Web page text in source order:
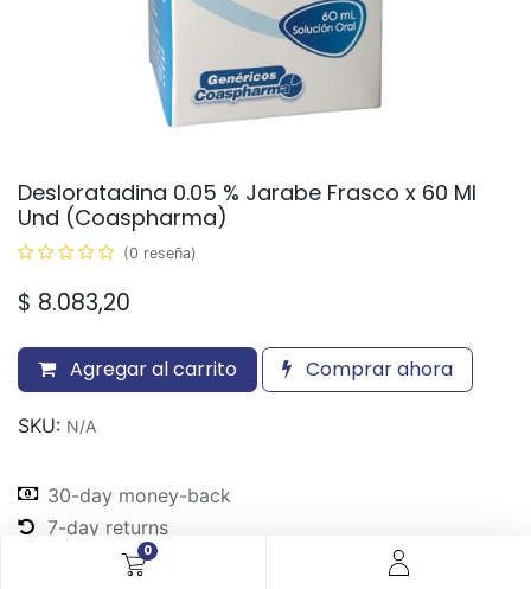
0
Desloratadina 0.05 % Jarabe Frasco x 60 Ml
Und (Coaspharma)
(0 reseña)
$ 8.083,20
Agregar al carrito Comprar ahora
SKU: N/A
30-day money-back
7-day returns
Shipping: 2-3 Days